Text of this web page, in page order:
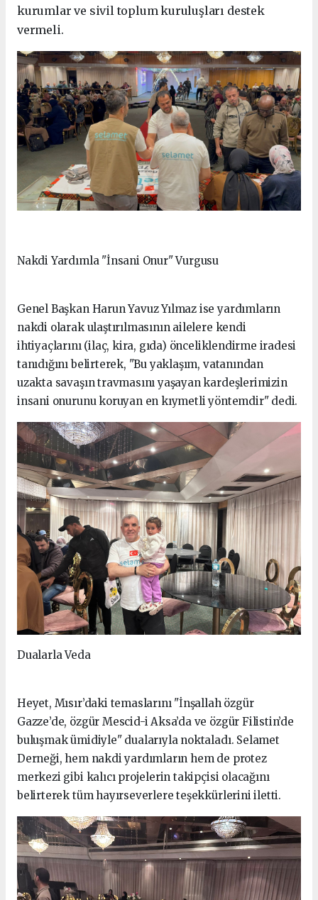
kurumlar ve sivil toplum kuruluşları destek
vermeli.
Nakdi Yardımla "İnsani Onur" Vurgusu
Genel Başkan Harun Yavuz Yılmaz ise yardımların
nakdi olarak ulaştırılmasının ailelere kendi
ihtiyaçlarını (ilaç, kira, gıda) önceliklendirme iradesi
tanıdığını belirterek, "Bu yaklaşım, vatanından
uzakta savaşın travmasını yaşayan kardeşlerimizin
insani onurunu koruyan en kıymetli yöntemdir" dedi.
Dualarla Veda
Heyet, Mısır’daki temaslarını "İnşallah özgür
Gazze’de, özgür Mescid-i Aksa’da ve özgür Filistin’de
buluşmak ümidiyle" dualarıyla noktaladı. Selamet
Derneği, hem nakdi yardımların hem de protez
merkezi gibi kalıcı projelerin takipçisi olacağını
belirterek tüm hayırseverlere teşekkürlerini iletti.